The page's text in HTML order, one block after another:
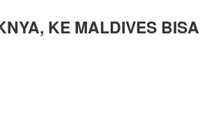
KE MALDIVES